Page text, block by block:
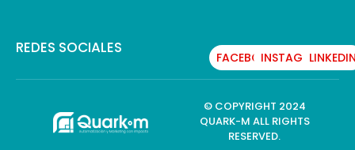
REDES SOCIALES
FACEBOOKINSTAGRAM
© COPYRIGHT 2024
QUARK-M ALL RIGHTS
RESERVED.